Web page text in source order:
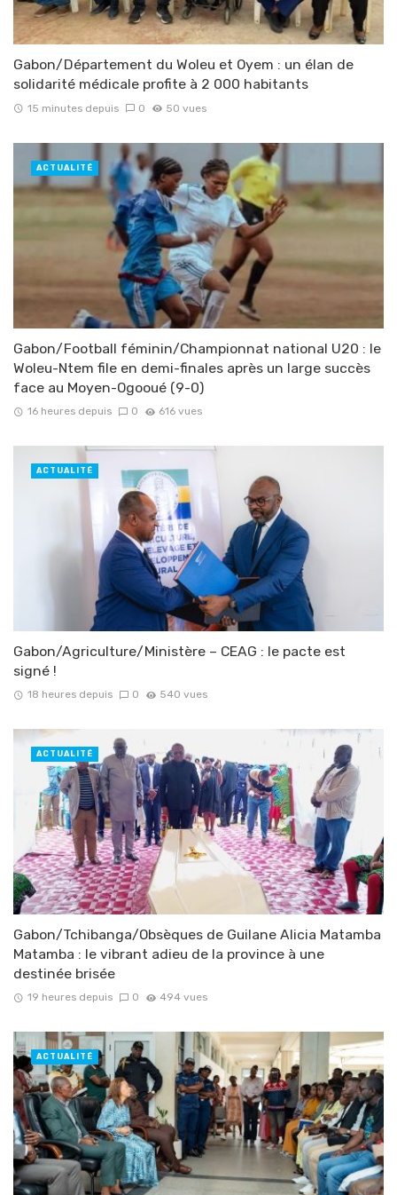
Gabon/Département du Woleu et Oyem : un élan de
solidarité médicale profite à 2 000 habitants
15 minutes depuis 0 50 vues
Gabon/Football féminin/Championnat national U20 : le
Woleu-Ntem file en demi-finales après un large succès
face au Moyen-Ogooué (9-0)
16 heures depuis 0 616 vues
ACTUALITÉ
Gabon/Agriculture/Ministère – CEAG : le pacte est
signé !
18 heures depuis 0 540 vues
ACTUALITÉ
Gabon/Tchibanga/Obsèques de Guilane Alicia Matamba
Matamba : le vibrant adieu de la province à une
destinée brisée
19 heures depuis 0 494 vues
ACTUALITÉ
ACTUALITÉ